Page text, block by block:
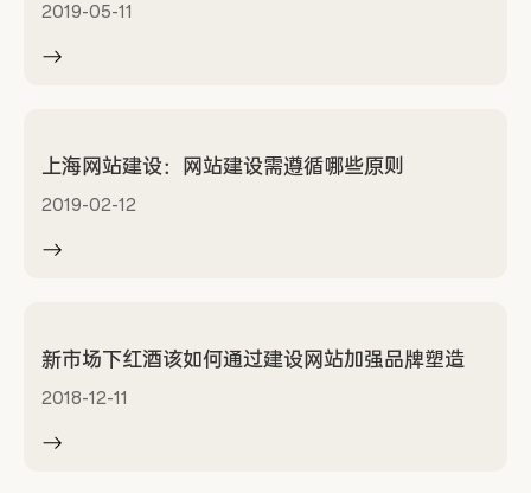
2019-05-11
上海网站建设：网站建设需遵循哪些原则
2019-02-12
新市场下红酒该如何通过建设网站加强品牌塑造
2018-12-11